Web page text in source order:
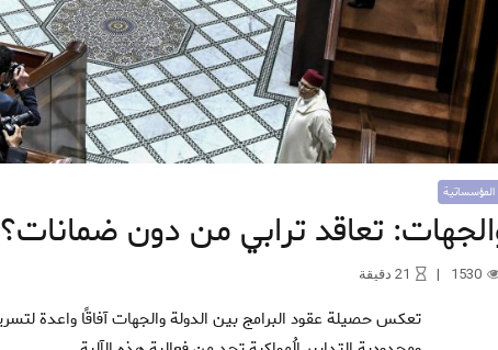
المؤسساتية
تعاقد ترابي من دون ضمانات؟
1530
21دقيقة
تعكس حصيلة عقود البرامج بين الدولة والجهات آفاقًا واعدة لتسريع مسار الجهوية المتقدمة، غير أن ضعف الأساس القانوني